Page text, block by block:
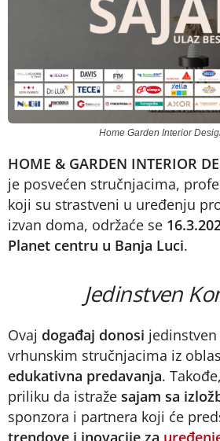
Home Garden Interior
HOME & GARDEN INTERIOR
je posvećen stručnjacima,
koji su strastveni u uređenju
izvan doma, održaće se
Planet centru u Banja Luci.
Jedinstven
Ovaj događaj donosi
vrhunskim stručnjacima iz
edukativna predavanja.
priliku da istraže sajam sa
sponzora i partnera koji će